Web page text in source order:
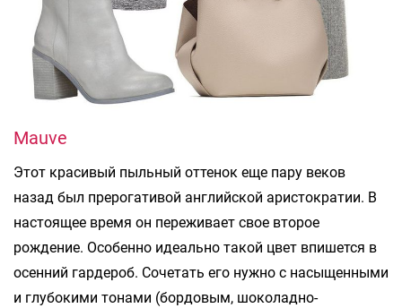
Mauve
Этот красивый пыльный оттенок еще пару веков
назад был прерогативой английской аристократии. В
настоящее время он переживает свое второе
рождение. Особенно идеально такой цвет впишется в
осенний гардероб. Сочетать его нужно с насыщенными
и глубокими тонами (бордовым, шоколадно-